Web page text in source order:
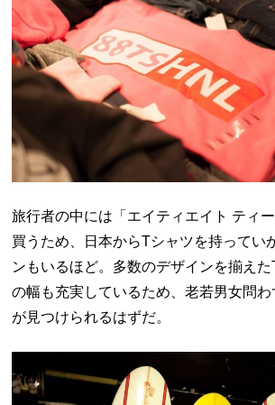
旅行者の中には「エイティエイト ティ
買うため、日本からTシャツを持ってい
ンもいるほど。多数のデザインを揃え
の幅も充実しているため、老若男女問
が見つけられるはずだ。